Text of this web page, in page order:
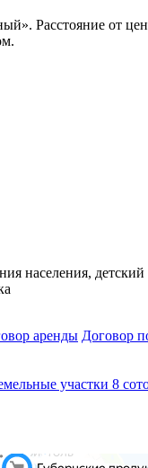
Расстояние от
населения,
аренды Договор
участки 8